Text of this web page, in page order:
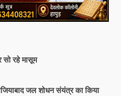
रहे मासूम
जल शोधन संयंत्र का किया